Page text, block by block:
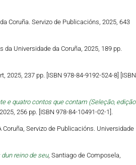
Coruña. Servizo de Publicacións, 2025, 643
da Universidade da Coruña, 2025, 189 pp.
2025, 237 pp. [ISBN 978-84-9192-524-8] [ISBN
e quatro contos que contam (Seleção, edição
256 pp. [ISBN 978-84-10491-02-1].
Coruña, Servizo de Publicacións. Universidade
reino de seu, Santiago de Composela,